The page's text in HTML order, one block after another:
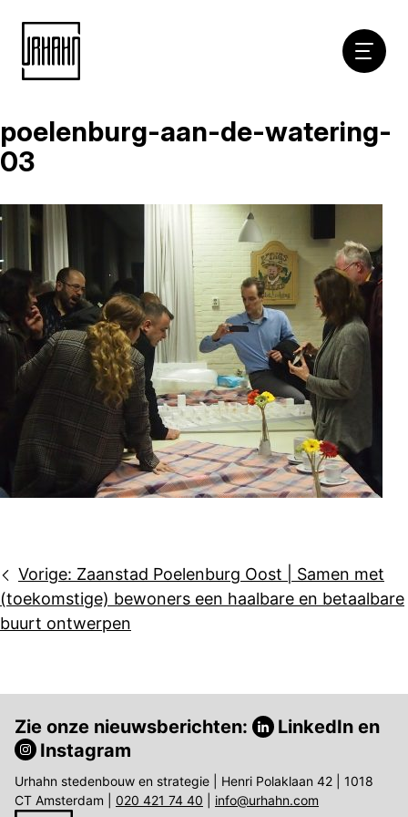
Naar
inhoud
poelenburg-aan-de-watering-
03
Bericht
navigatie
Vorige: Zaanstad Poelenburg Oost | Samen met
(toekomstige) bewoners een haalbare en betaalbare
buurt ontwerpen
Zie onze nieuwsberichten: LinkedIn en
Instagram
Urhahn stedenbouw en strategie | Henri Polaklaan 42 | 1018
CT Amsterdam | 020 421 74 40 info@urhahn.com